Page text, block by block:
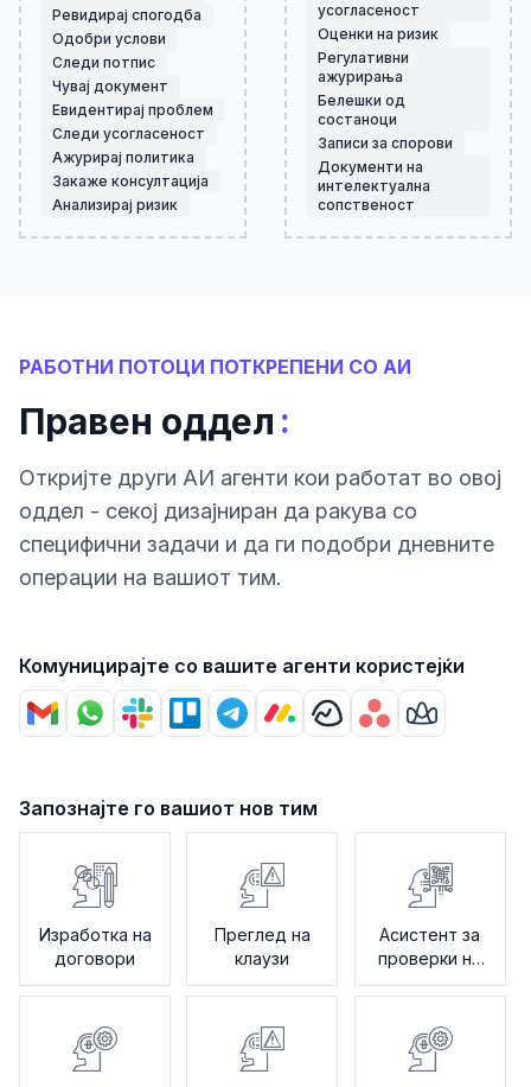
Ревидирај спогодба
Одобри услови
Следи потпис
Чувај документ
Евидентирај проблем
Следи усогласеност
Ажурирај политика
Закаже консултација
Анализирај ризик
усогласеност
Оценки на ризик
Регулативни
ажурирања
Белешки од
состаноци
Записи за спорови
Документи на
интелектуална
сопственост
РАБОТНИ ПОТОЦИ ПОТКРЕПЕНИ СО АИ
Правен оддел :
Откриjте други АИ агенти кои работат во овој
оддел - секој дизајниран да ракува со
специфични задачи и да ги подобри дневните
операции на вашиот тим.
Комуницирајте со вашите агенти користејќи
Запознајте го вашиот нов тим
Изработка на
договори
Преглед на
клаузи
Асистент за
проверки на
политики